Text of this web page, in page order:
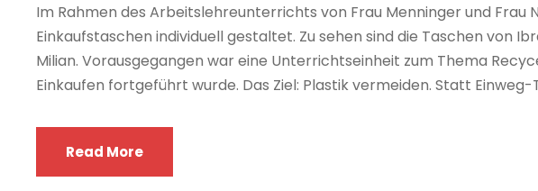
Im Rahmen des Arbeitslehreunterrichts von Frau Menninger und Frau
Einkaufstaschen individuell gestaltet. Zu sehen sind die Taschen von
Milian. Vorausgegangen war eine Unterrichtseinheit zum Thema
Einkaufen fortgeführt wurde. Das Ziel: Plastik vermeiden. Statt Einweg-
Read More